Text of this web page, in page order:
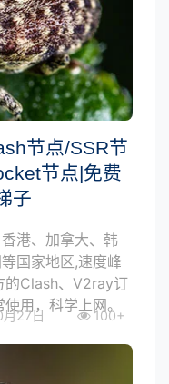
节点/SSR节
节点|免费
子
港、加拿大、韩
国家地区,速度峰
的Clash、V2ray订
用，科学上网。
27日 100+